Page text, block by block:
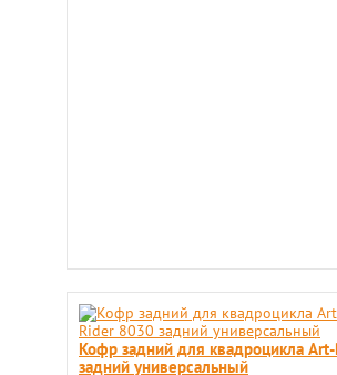
Кофр задний для квадроцикла
задний универсальный